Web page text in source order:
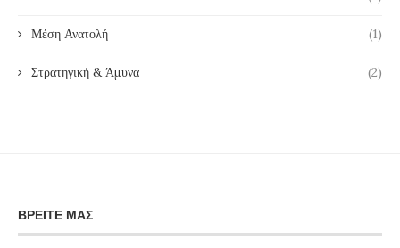
Μέση Ανατολή (1)
Στρατηγική & Άμυνα (2)
ΒΡΕΊΤΕ ΜΑΣ